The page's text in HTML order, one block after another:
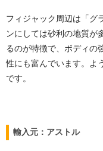
フィジャック周辺は「グ
ンにしては砂利の地質が
るのが特徴で、ボディの
性にも富んでいます。よ
です。
輸入元：アストル